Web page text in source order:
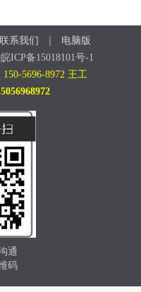
联系我们
电脑版
ICP备15018101号-1
5696-8972 王工
通
码